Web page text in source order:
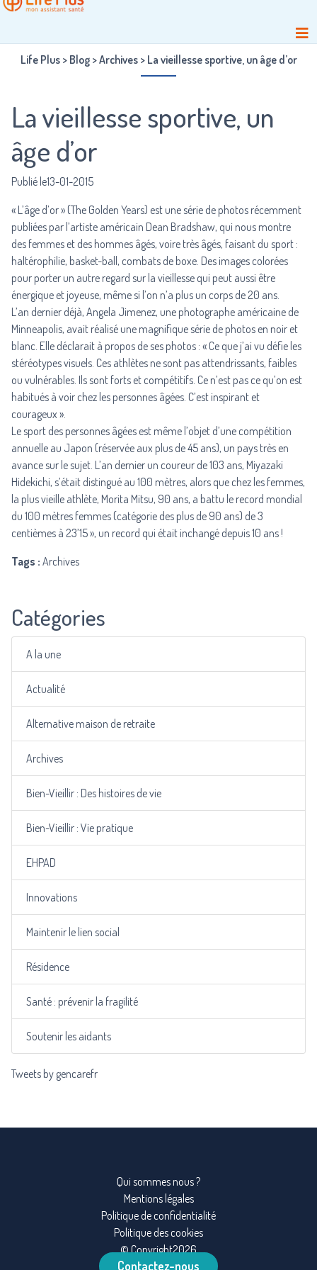
Contactez-nous
Life Plus> Blog>Archives> La vieillesse sportive, un âge d’or
La vieillesse sportive, un
âge d’or
Publié le13-01-2015
« L’âge d’or » (The Golden Years) est une série de photos récemment
publiées par l’artiste américain Dean Bradshaw, qui nous montre
des femmes et des hommes âgés, voire très âgés, faisant du sport :
haltérophilie, basket-ball, combats de boxe. Des images colorées
pour porter un autre regard sur la vieillesse qui peut aussi être
énergique et joyeuse, même si l’on n’a plus un corps de 20 ans.
L’an dernier déjà, Angela Jimenez, une photographe américaine de
Minneapolis, avait réalisé une magnifique série de photos en noir et
blanc. Elle déclarait à propos de ses photos : « Ce que j’ai vu défie les
stéréotypes visuels. Ces athlètes ne sont pas attendrissants, faibles
ou vulnérables. Ils sont forts et compétitifs. Ce n’est pas ce qu’on est
habitués à voir chez les personnes âgées. C’est inspirant et
courageux ».
Le sport des personnes âgées est même l’objet d’une compétition
annuelle au Japon (réservée aux plus de 45 ans), un pays très en
avance sur le sujet. L’an dernier un coureur de 103 ans, Miyazaki
Hidekichi, s’était distingué au 100 mètres, alors que chez les femmes,
la plus vieille athlète, Morita Mitsu, 90 ans, a battu le record mondial
du 100 mètres femmes (catégorie des plus de 90 ans) de 3
centièmes à 23’15 », un record qui était inchangé depuis 10 ans !
Tags : Archives
Catégories
A la une
Actualité
Alternative maison de retraite
Archives
Bien-Vieillir : Des histoires de vie
Bien-Vieillir : Vie pratique
EHPAD
Innovations
Maintenir le lien social
Résidence
Santé : prévenir la fragilité
Soutenir les aidants
Tweets by gencarefr
Qui sommes nous ?
Mentions légales
Politique de confidentialité
Politique des cookies
© Copyright2026